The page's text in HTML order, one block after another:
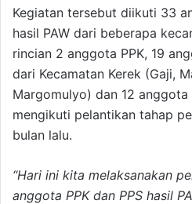
Kegiatan tersebut diikuti 33
hasil PAW dari beberapa
rincian 2 anggota PPK, 19
dari Kecamatan Kerek (Gaji,
Margomulyo) dan 12 anggota
mengikuti pelantikan tahap
bulan lalu.
“Hari ini kita melaksanakan
anggota PPK dan PPS hasil